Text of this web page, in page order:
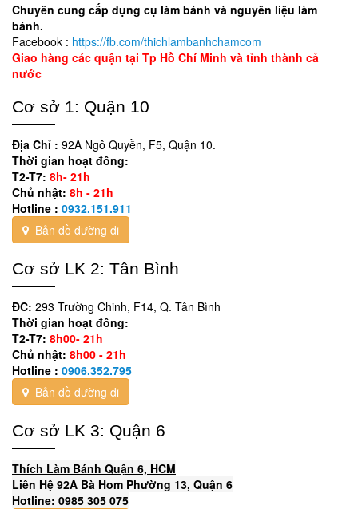
Chuyên cung cấp dụng cụ làm bánh và nguyên liệu làm
bánh.
Facebook : https://fb.com/thichlambanhchamcom
Giao hàng các quận tại Tp Hồ Chí Minh và tỉnh thành cả
nước
Cơ sở 1: Quận 10
Địa Chỉ : 92A Ngô Quyền, F5, Quận 10.
Thời gian hoạt đông:
T2-T7: 8h- 21h
Chủ nhật: 8h - 21h
Hotline : 0932.151.911
Bản đồ đường đi
Cơ sở LK 2: Tân Bình
ĐC: 293 Trường Chinh, F14, Q. Tân Bình
Thời gian hoạt đông:
T2-T7: 8h00- 21h
Chủ nhật: 8h00 - 21h
Hotline : 0906.352.795
Bản đồ đường đi
Cơ sở LK 3: Quận 6
Thích Làm Bánh Quận 6, HCM
Liên Hệ 92A Bà Hom Phường 13, Quận 6
Hotline: 0985 305 075